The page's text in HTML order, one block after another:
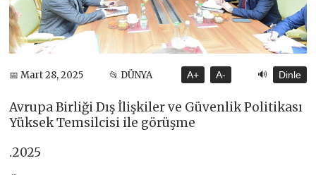
📅 Mart 28, 2025 📂 DÜNYA A+ A- 🔊 Dinle
Avrupa Birliği Dış İlişkiler ve Güvenlik Politikası
Yüksek Temsilcisi ile görüşme
.2025